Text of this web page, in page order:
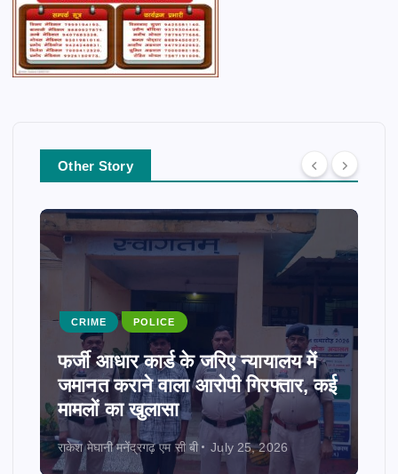
Other Story
CRIME POLICE
फर्जी आधार कार्ड के जरिए न्यायालय में
जमानत कराने वाला आरोपी गिरफ्तार, कई
मामलों का खुलासा
राकेश मेघानी मनेंद्रगढ़ एम सी बी July 25, 2026